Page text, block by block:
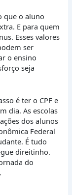
que o aluno
E para quem
Esses valores
ser
o ensino
seja
é ter o CPF e
dia. As escolas
dos alunos
Federal
É tudo
direitinho.
do
.